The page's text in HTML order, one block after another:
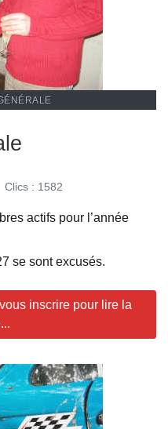
Clics : 1582
actifs pour l’année
se sont excusés.
inscrire pour lire la